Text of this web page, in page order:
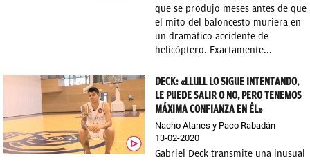
que se produjo meses antes de que
el mito del baloncesto muriera en
un dramático accidente de
helicóptero. Exactamente...
DECK: «LLULL LO SIGUE INTENTANDO,
LE PUEDE SALIR O NO, PERO TENEMOS
MÁXIMA CONFIANZA EN ÉL»
Nacho Atanes y Paco Rabadán
13-02-2020
Gabriel Deck transmite una inusual